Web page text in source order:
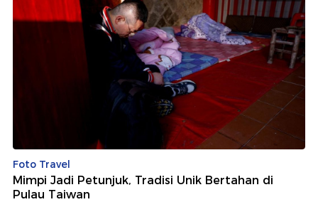
Foto Travel
Mimpi Jadi Petunjuk, Tradisi Unik Bertahan di
Pulau Taiwan